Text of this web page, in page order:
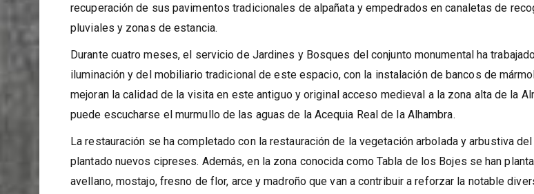
recuperación de sus pavimentos tradicionales de alpañata y empedrados en canaletas de
pluviales y zonas de estancia.
Durante cuatro meses, el servicio de Jardines y Bosques del conjunto monumental ha
iluminación y del mobiliario tradicional de este espacio, con la instalación de bancos de
mejoran la calidad de la visita en este antiguo y original acceso medieval a la zona alta de la
puede escucharse el murmullo de las aguas de la Acequia Real de la Alhambra.
La restauración se ha completado con la restauración de la vegetación arbolada y arbustiva del
plantado nuevos cipreses. Además, en la zona conocida como Tabla de los Bojes se han
avellano, mostajo, fresno de flor, arce y madroño que van a contribuir a reforzar la notable